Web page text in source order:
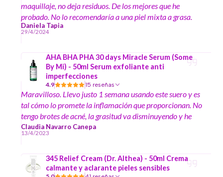
maquillaje, no deja residuos. De los mejores que he
probado. No lo recomendaría a una piel mixta a grasa.
Daniela Tapia
29/4/2024
AHA BHA PHA 30 days Miracle Serum (Some
By Mi) - 50ml Serum exfoliante anti
imperfecciones
4.9 15 reseñas
Maravilloso. Llevo justo 1 semana usando este suero y es
tal cómo lo promete la inflamación que proporcionan. No
tengo brotes de acné, la grasitud va disminuyendo y he
sentido bastante suave la piel al tacto. Veamos si sucede
el milagro a los 30 días :)
Claudia Navarro Canepa
13/4/2023
345 Relief Cream (Dr. Althea) - 50ml Crema
calmante y aclarante pieles sensibles